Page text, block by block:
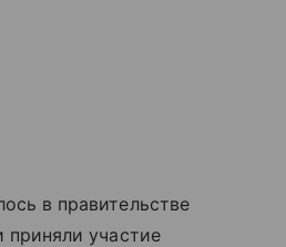
в правительстве
приняли участие